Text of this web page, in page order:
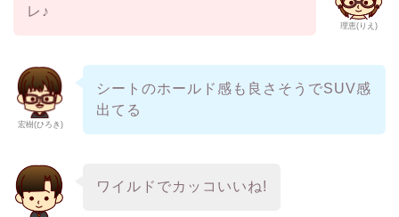
理恵(りえ)
レ♪
宏樹(ひろき)
シートのホールド感も良さそうでSUV感
出てる
ワイルドでカッコいいね!